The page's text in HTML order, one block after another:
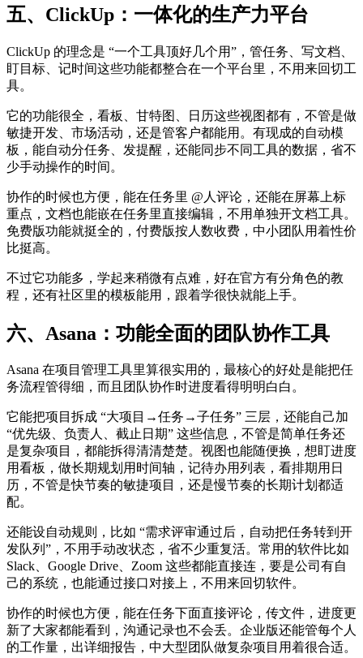
五、ClickUp：一体化的生产力平台
ClickUp 的理念是 “一个工具顶好几个用”，管任务、写文档、
盯目标、记时间这些功能都整合在一个平台里，不用来回切工
具。
它的功能很全，看板、甘特图、日历这些视图都有，不管是做
敏捷开发、市场活动，还是管客户都能用。有现成的自动模
板，能自动分任务、发提醒，还能同步不同工具的数据，省不
少手动操作的时间。
协作的时候也方便，能在任务里 @人评论，还能在屏幕上标
重点，文档也能嵌在任务里直接编辑，不用单独开文档工具。
免费版功能就挺全的，付费版按人数收费，中小团队用着性价
比挺高。
不过它功能多，学起来稍微有点难，好在官方有分角色的教
程，还有社区里的模板能用，跟着学很快就能上手。
六、Asana：功能全面的团队协作工具
Asana 在项目管理工具里算很实用的，最核心的好处是能把任
务流程管得细，而且团队协作时进度看得明明白白。
它能把项目拆成 “大项目→任务→子任务” 三层，还能自己加
“优先级、负责人、截止日期” 这些信息，不管是简单任务还
是复杂项目，都能拆得清清楚楚。视图也能随便换，想盯进度
用看板，做长期规划用时间轴，记待办用列表，看排期用日
历，不管是快节奏的敏捷项目，还是慢节奏的长期计划都适
配。
还能设自动规则，比如 “需求评审通过后，自动把任务转到开
发队列”，不用手动改状态，省不少重复活。常用的软件比如
Slack、Google Drive、Zoom 这些都能直接连，要是公司有自
己的系统，也能通过接口对接上，不用来回切软件。
协作的时候也方便，能在任务下面直接评论，传文件，进度更
新了大家都能看到，沟通记录也不会丢。企业版还能管每个人
的工作量，出详细报告，中大型团队做复杂项目用着很合适。